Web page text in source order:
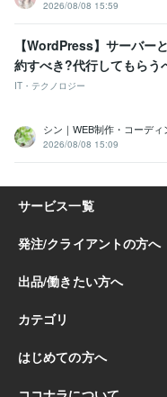
2026/08/08 15:59
【WordPress】サーバー
約すべき?代行してもらう
IT・テクノロジー
シン｜WEB制作・コーディ
2026/08/08 15:09